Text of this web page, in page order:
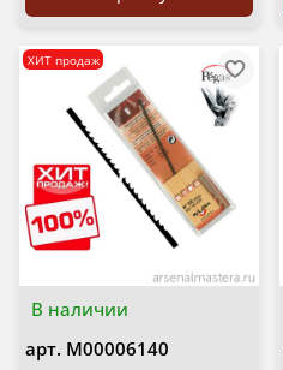
В наличии
ХИТ продаж
арт. М00006140